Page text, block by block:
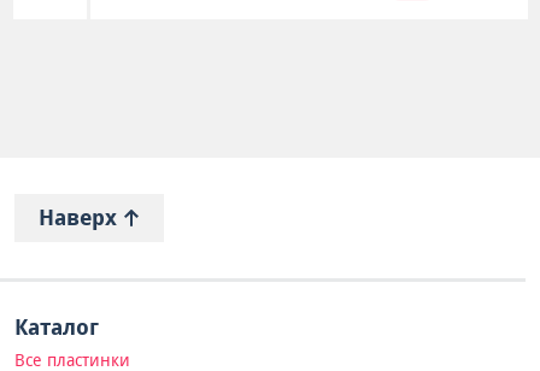
Наверх
Каталог
Все пластинки